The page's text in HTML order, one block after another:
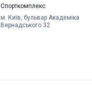
Спорткомплекс
м. Київ, бульвар Академіка
Вернадського 32